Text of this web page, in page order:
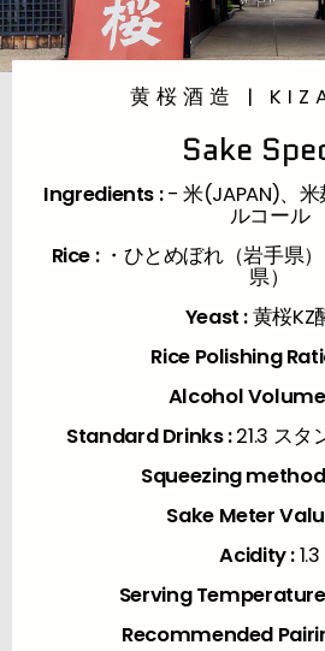
黄桜酒造 |
Sake
Ingredients :- 米(JAPAN)、
ルコール
Rice : ・ひとめぼれ（岩手県
県）
Yeast :黄桜KZ
Rice Polishing
Alcohol
Standard Drinks :21.3 スタ
Squeezing
Sake Meter
Acidity :1.3
Serving
Recommended